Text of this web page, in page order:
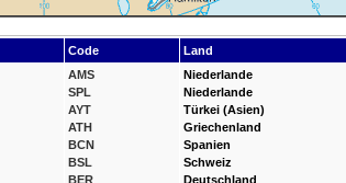
Code
Land
AMS
SPL
AYT
ATH
BCN
BSL
BER
Niederlande
Niederlande
Türkei (Asien)
Griechenland
Spanien
Schweiz
Deutschland